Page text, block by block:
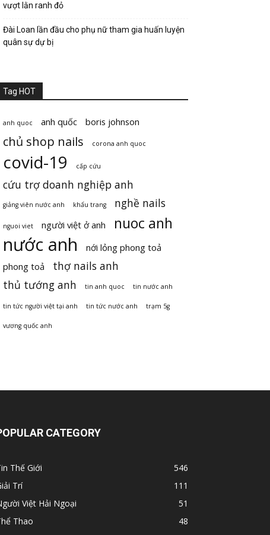
vượt lằn ranh đỏ
Đài Loan lần đầu cho phụ nữ tham gia huấn luyện
quân sự dự bị
Tag HOT
anh quoc anh quốc boris johnson
chủ shop nails corona anh quoc
covid-19 cấp cứu
cứu trợ doanh nghiệp anh
giảng viên nước anh khẩu trang nghề nails
nguoi viet người việt ở anh nuoc anh
nước anh
nới lỏng phong toả
phong toả
thợ nails anh
thủ tướng anh
tin anh quoc tin nước anh
tin tức người việt tại anh tin tức nước anh trạm 5g
vương quốc anh
CATEGORY
Thế Giới
546
Trí
111
Việt Hải Ngoại
51
Thao
48